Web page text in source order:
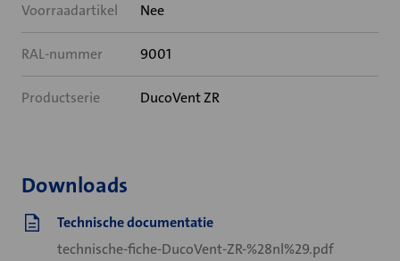
Voorraadartikel Nee
RAL-nummer 9001
Productserie DucoVent ZR
Downloads
Technische documentatie
technische-fiche-DucoVent-ZR-%28nl%29.pdf